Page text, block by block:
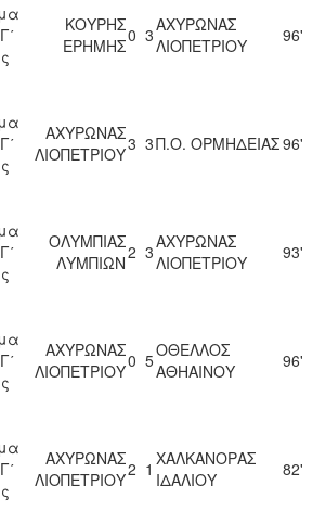
ΚΟΥΡΗΣ
ΕΡΗΜΗΣ0 3ΑΧΥΡΩΝΑΣ
ΛΙΟΠΕΤΡΙΟΥ
96'
ΑΧΥΡΩΝΑΣ
ΛΙΟΠΕΤΡΙΟΥ3 3Π.Ο. ΟΡΜΗΔΕΙΑΣ96'
ΟΛΥΜΠΙΑΣ
ΛΥΜΠΙΩΝ2 3ΑΧΥΡΩΝΑΣ
ΛΙΟΠΕΤΡΙΟΥ
93'
ΑΧΥΡΩΝΑΣ
ΛΙΟΠΕΤΡΙΟΥ0 5ΟΘΕΛΛΟΣ
ΑΘΗΑΙΝΟΥ
96'
ΑΧΥΡΩΝΑΣ
ΛΙΟΠΕΤΡΙΟΥ2 1 ΧΑΛΚΑΝΟΡΑΣ
ΙΔΑΛΙΟΥ
82'